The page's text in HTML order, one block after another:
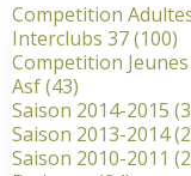
Competition
Interclubs 37(100)
Competition Jeunes
Asf(43)
Saison 2014-2015
Saison 2013-2014
Saison 2010-2011